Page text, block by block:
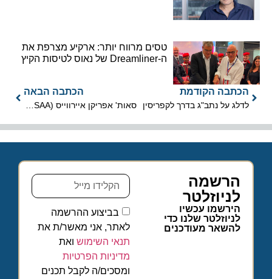
טסים מרווח יותר: ארקיע מצרפת את
ה-Dreamliner של נאוס לטיסות הקיץ
הכתבה הקודמת
לדלג על נתב"ג בדרך לקפריסין
הכתבה הבאה
הרשמה
לניוזלטר
הירשמו עכשיו
לניוזלטר שלנו כדי
להשאר מעודכנים
בביצוע ההרשמה
לאתר, אני מאשר/ת את
תנאי השימוש ואת
מדיניות הפרטיות
ומסכים/ה לקבל תכנים